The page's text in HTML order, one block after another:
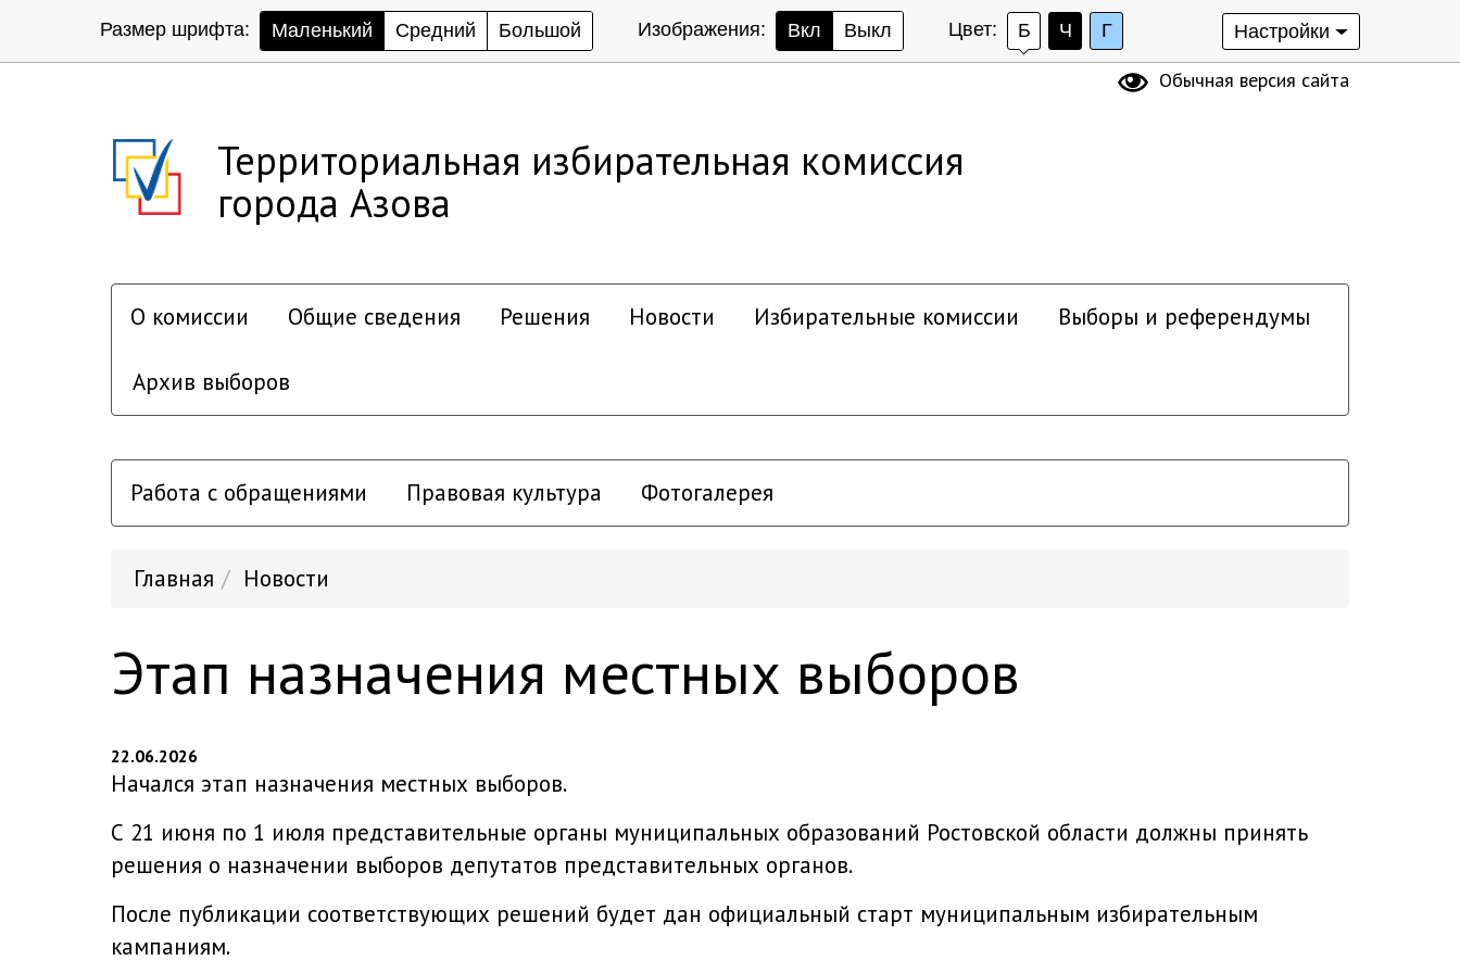
Размер шрифта: Маленький Средний Большой Изображения: Вкл Выкл Цвет: Б Ч Г Настройки
Обычная версия сайта
Территориальная избирательная комиссия
города Азова
О комиссии Общие сведения Решения Новости Избирательные комиссии Выборы и референдумы
Архив выборов
Работа с обращениями Правовая культура Фотогалерея
Главная Новости
Этап назначения местных выборов
22.06.2026
Начался этап назначения местных выборов.
С 21 июня по 1 июля представительные органы муниципальных образований Ростовской области должны принять
решения о назначении выборов депутатов представительных органов.
После публикации соответствующих решений будет дан официальный старт муниципальным избирательным
кампаниям.